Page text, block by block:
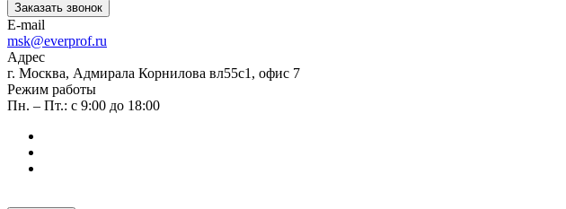
Заказать звонок
E-mail
msk@everprof.ru
Адрес
г. Москва, Адмирала Корнилова вл55с1, офис 7
Режим работы
Пн. – Пт.: с 9:00 до 18:00